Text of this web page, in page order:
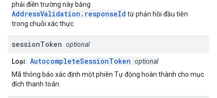
phải điền trường này bằng
AddressValidation.responseId từ phản hồi đầu tiên
trong chuỗi xác thực.
sessionToken optional
Loại: AutocompleteSessionToken optional
Mã thông báo xác định một phiên Tự động hoàn thành cho mục
đích thanh toán.